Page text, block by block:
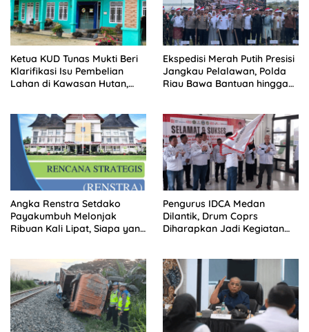
Ketua KUD Tunas Mukti Beri
Klarifikasi Isu Pembelian
Lahan di Kawasan Hutan,
Ekspedisi Merah Putih Presisi
Jangkau Pelalawan, Polda
Riau Bawa Bantuan hingga
Angka Renstra Setdako
Payakumbuh Melonjak
Ribuan Kali Lipat, Siapa yang
Pengurus IDCA Medan
Dilantik, Drum Coprs
Diharapkan Jadi Kegiatan